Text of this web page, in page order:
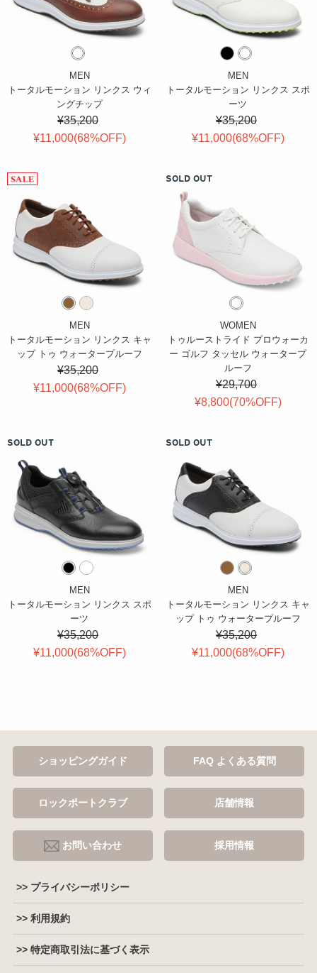
MEN
トータルモーション リンクス ウィ
ングチップ
¥35,200
¥11,000(68%OFF)
MEN
トータルモーション リンクス スポ
ーツ
¥35,200
¥11,000(68%OFF)
MEN
トータルモーション リンクス キャ
ップ トゥ ウォータープルーフ
¥35,200
¥11,000(68%OFF)
SOLD OUT
WOMEN
トゥルーストライド プロウォーカ
ー ゴルフ タッセル ウォータープ
ルーフ
¥29,700
¥8,800(70%OFF)
SOLD OUT
MEN
トータルモーション リンクス スポ
ーツ
¥35,200
¥11,000(68%OFF)
SOLD OUT
MEN
トータルモーション リンクス キャ
ップ トゥ ウォータープルーフ
¥35,200
¥11,000(68%OFF)
ショッピングガイド FAQ よくある質問
ロックポートクラブ 店舗情報
お問い合わせ 採用情報
>> プライバシーポリシー
>> 利用規約
>> 特定商取引法に基づく表示